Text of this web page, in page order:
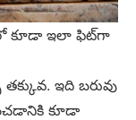
కూడా ఇలా ఫిట్‌గా
ఇది బరువు
కూడా